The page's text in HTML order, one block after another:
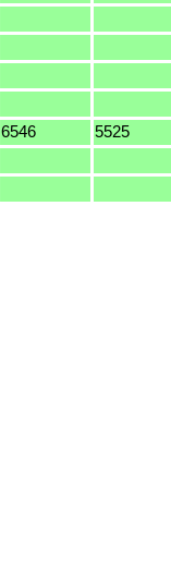
6546 5525